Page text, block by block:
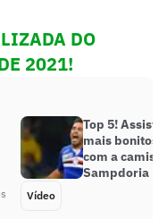
DO
2021!
Top 5! Assista
mais bonitos
com a camisa
Sampdoria
Vídeo